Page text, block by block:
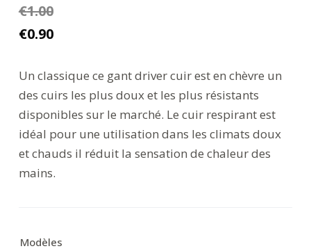
€1.00
€0.90
Un classique ce gant driver cuir est en chèvre un
des cuirs les plus doux et les plus résistants
disponibles sur le marché. Le cuir respirant est
idéal pour une utilisation dans les climats doux
et chauds il réduit la sensation de chaleur des
mains.
Modèles